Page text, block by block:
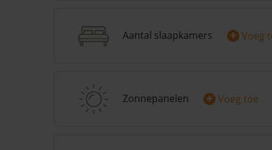
Aantal slaapkamers + Voeg
Zonnepanelen + Voeg toe